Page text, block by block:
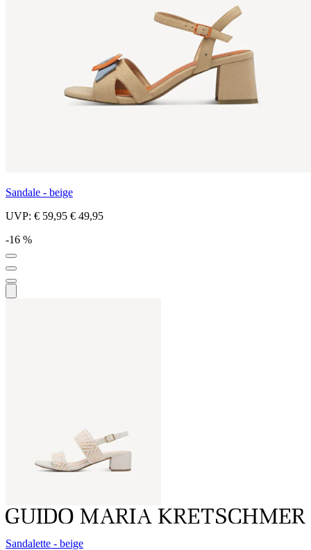
Sandale - beige
UVP: € 59,95 € 49,95
-16 %
Sandalette - beige